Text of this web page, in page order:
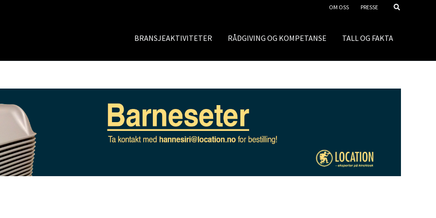
OM OSS PRESSE
BRANSJEAKTIVITETER RÅDGIVING OG KOMPETANSE TALL OG FAKTA